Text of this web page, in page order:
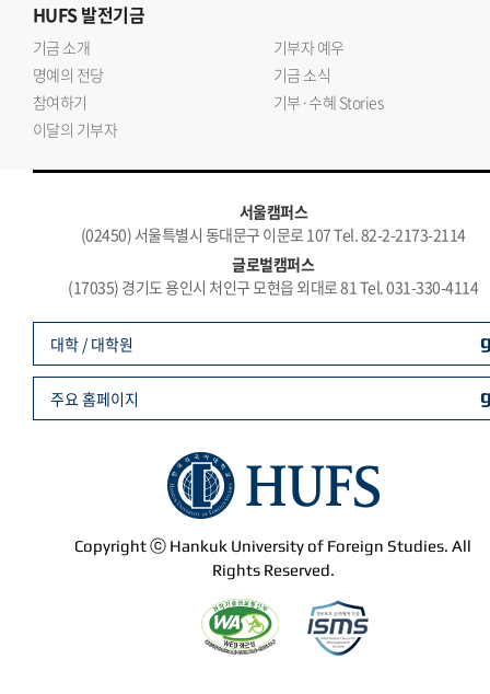
HUFS발전기금
기금 소개
기부자 예우
명예의 전당
기금 소식
참여하기
기부·수혜 Stories
이달의 기부자
서울캠퍼스
(02450) 서울특별시 동대문구 이문로 107 Tel. 82-2-2173-2114
글로벌캠퍼스
(17035) 경기도 용인시 처인구 모현읍 외대로 81 Tel. 031-330-4114
Copyright ⓒ Hankuk University of Foreign Studies. All
Rights Reserved.
대학 / 대학원
주요 홈페이지